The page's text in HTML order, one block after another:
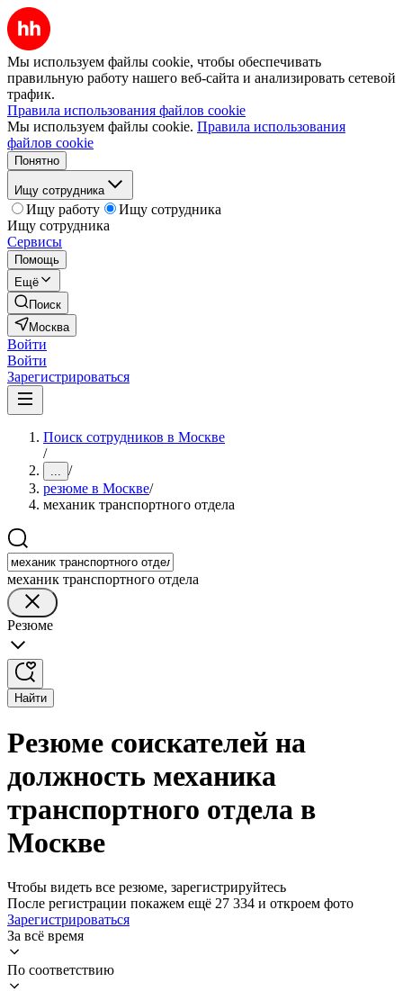
Мы используем файлы cookie, чтобы обеспечивать
правильную работу нашего веб-сайта и анализировать сетевой
трафик.
Правила использования файлов cookie
Мы используем файлы cookie. Правила использования
файлов cookie
Понятно
Ищу сотрудника
Ищу работу
Ищу сотрудника
Ищу сотрудника
Сервисы
Помощь
Ещё
Поиск
Москва
Войти
Войти
Зарегистрироваться
Поиск сотрудников в Москве
/
... /
резюме в Москве/
механик транспортного отдела
механик транспортного отдела
Резюме
Найти
Резюме соискателей на
должность механика
транспортного отдела в
Москве
Чтобы видеть все резюме, зарегистрируйтесь
После регистрации покажем ещё 27 334 и откроем фото
Зарегистрироваться
За всё время
По соответствию